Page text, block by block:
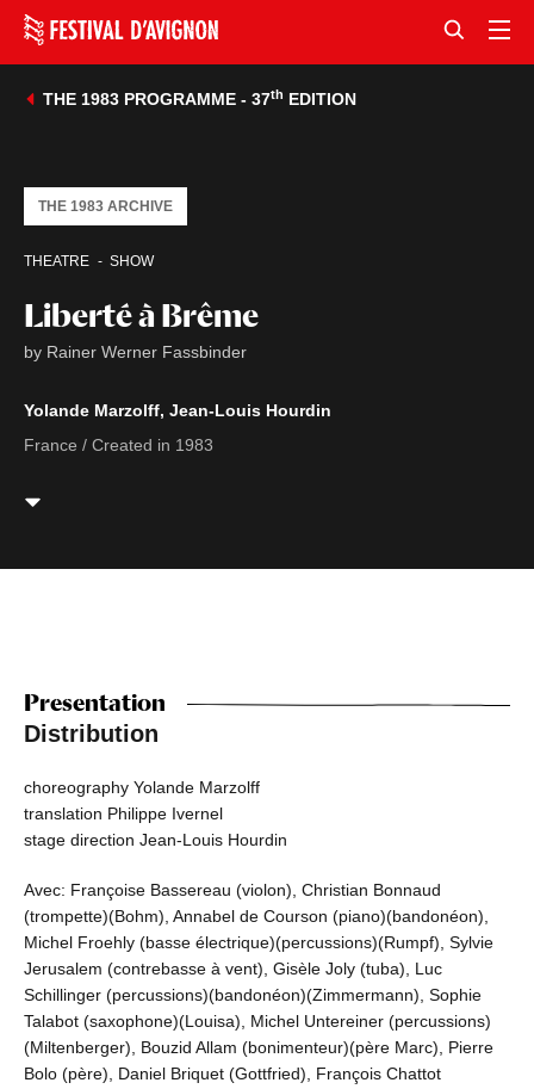
THE 1983 PROGRAMME - 37th EDITION
Liberté à Brême
by Rainer Werner Fassbinder
THEATRE SHOW
THE 1983 ARCHIVE
Yolande Marzolff, Jean-Louis Hourdin
France / Created in 1983
Presentation
Distribution
choreography Yolande Marzolff
translation Philippe Ivernel
stage direction Jean-Louis Hourdin
Avec: Françoise Bassereau (violon), Christian Bonnaud
(trompette)(Bohm), Annabel de Courson (piano)(bandonéon),
Michel Froehly (basse électrique)(percussions)(Rumpf), Sylvie
Jerusalem (contrebasse à vent), Gisèle Joly (tuba), Luc
Schillinger (percussions)(bandonéon)(Zimmermann), Sophie
Talabot (saxophone)(Louisa), Michel Untereiner (percussions)
(Miltenberger), Bouzid Allam (bonimenteur)(père Marc), Pierre
Bolo (père), Daniel Briquet (Gottfried), François Chattot